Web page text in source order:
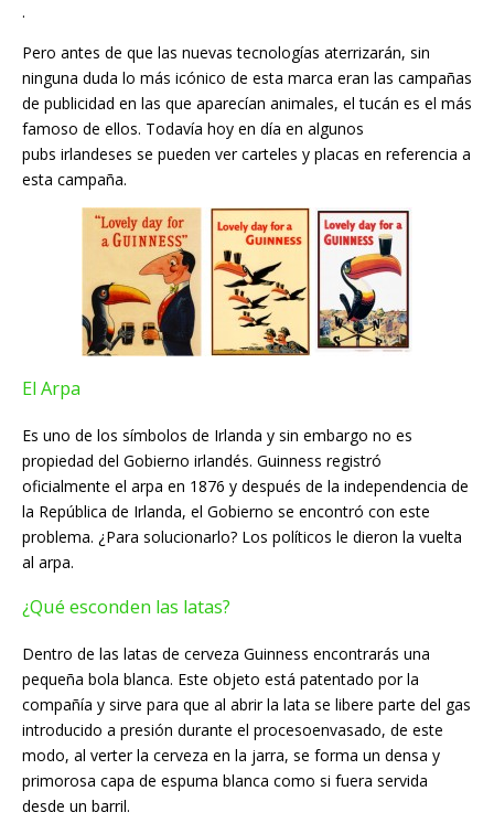
.
Pero antes de que las nuevas tecnologías aterrizarán, sin
ninguna duda lo más icónico de esta marca eran las campañas
de publicidad en las que aparecían animales, el tucán es el más
famoso de ellos. Todavía hoy en día en algunos
pubs irlandeses se pueden ver carteles y placas en referencia a
esta campaña.
El Arpa
Es uno de los símbolos de Irlanda y sin embargo no es
propiedad del Gobierno irlandés. Guinness registró
oficialmente el arpa en 1876 y después de la independencia de
la República de Irlanda, el Gobierno se encontró con este
problema. ¿Para solucionarlo? Los políticos le dieron la vuelta
al arpa.
¿Qué esconden las latas?
Dentro de las latas de cerveza Guinness encontrarás una
pequeña bola blanca. Este objeto está patentado por la
compañía y sirve para que al abrir la lata se libere parte del gas
introducido a presión durante el procesoenvasado, de este
modo, al verter la cerveza en la jarra, se forma un densa y
primorosa capa de espuma blanca como si fuera servida
desde un barril.